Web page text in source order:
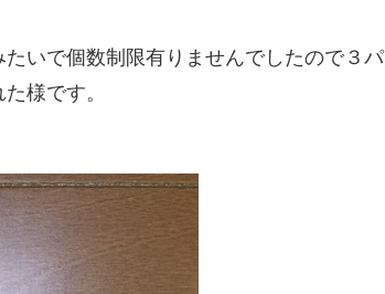
いで個数制限有りませんでしたので３パ
様です。